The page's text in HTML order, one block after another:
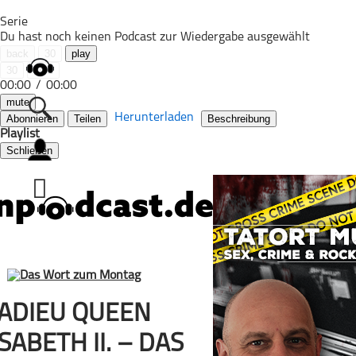
Serie
Du hast noch keinen Podcast zur Wiedergabe ausgewählt
back 30
play
30
next
00:00 / 00:00
mute
Abonnieren
Teilen Herunterladen Beschreibung
Playlist
Schließen
Bildung
Essen & Trinken
Familie & Elternschaft
Fiktion
Freizeit
QUEEN
II. – DAS